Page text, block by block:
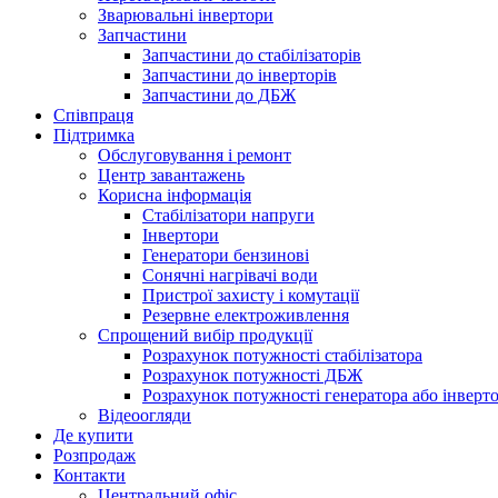
Зварювальні інвертори
Запчастини
Запчастини до стабілізаторів
Запчастини до інверторів
Запчастини до ДБЖ
Співпраця
Підтримка
Обслуговування і ремонт
Центр завантажень
Корисна інформація
Стабілізатори напруги
Інвертори
Генератори бензинові
Сонячні нагрівачі води
Пристрої захисту і комутації
Резервне електроживлення
Спрощений вибір продукції
Розрахунок потужності стабілізатора
Розрахунок потужності ДБЖ
Розрахунок потужності генератора або
Відеоогляди
Де купити
Розпродаж
Контакти